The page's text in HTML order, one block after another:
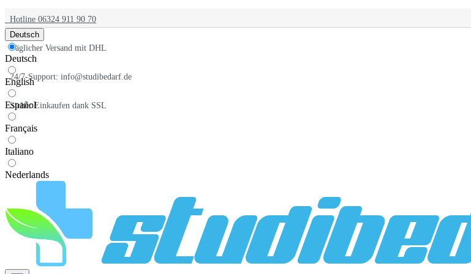
Hotline 06324 911 90 70
Täglicher Versand mit DHL
24/7-Support: info@studibedarf.de
Sicher Einkaufen dank SSL
Deutsch
Deutsch
English
Español
Français
Italiano
Nederlands